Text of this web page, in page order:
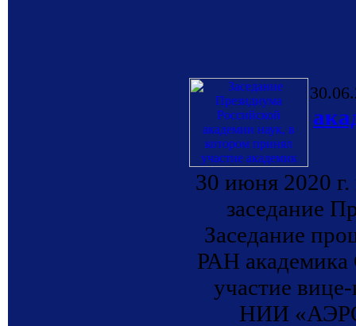
30 июня 2020
заседание
Заседание
РАН
участие
НИИ